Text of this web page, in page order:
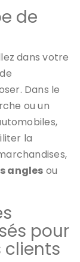
de
dans votre
Dans le
ou un
la
angles ou
pour
clients